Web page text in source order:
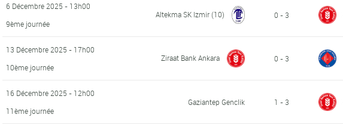
6 Décembre 2025 - 13h00
9ème journée
Altekma SK Izmir(10) 0 - 3
13 Décembre 2025 - 17h00
10ème journée
Ziraat Bank Ankara 0 - 3
16 Décembre 2025 - 12h00
11ème journée
Gaziantep Genclik 1 - 3